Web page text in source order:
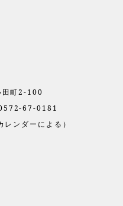
町2-100
67-0181
ンダーによる）